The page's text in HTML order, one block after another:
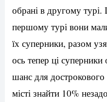
обрані в другому
першому турі вони
їх суперники, разом
ось тепер ці
шанс для
місті знайти 10%